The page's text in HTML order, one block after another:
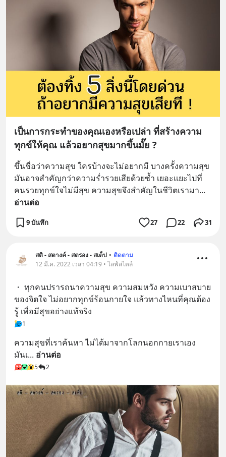
เป็นการกระทำของคุณเองหรือเปล่า ที่สร้างความ
ทุกข์ให้คุณ แล้วอยากสุขมากขึ้นมั๊ย ?
ขึ้นชื่อว่าความสุข ใครบ้างจะไม่อยากมี บางครั้งความสุข
มันอาจสำคัญกว่าความร่ำรวยเสียด้วยซ้ำ เยอะแยะไปที่
คนรวยทุกข์ใจไม่มีสุข ความสุขจึงสำคัญในชีวิตเรามา
อ่านต่อ
9 บันทึก 27 22 31
สติ - สตางค์ - สตรอง - สเต็ป • ติดตาม
12 มี.ค. 2022 เวลา 04:19 • ไลฟ์สไตล์
・ ทุกคนปรารถนาความสุข ความสมหวัง ความเบาสบาย
ของจิตใจ ไม่อยากทุกข์ร้อนกายใจ แล้วทางไหนที่คุณต้อง
รู้ เพื่อมีสุขอย่างแท้จริง
1
ความสุขที่เราค้นหา ไม่ได้มาจากโลกนอกกายเราเอง
มันเ... อ่านต่อ
5 2